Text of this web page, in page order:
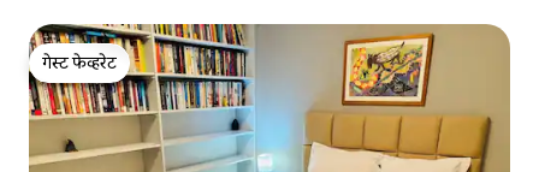
गेस्ट फेव्हरेट
गेस्ट फेव्हरेट